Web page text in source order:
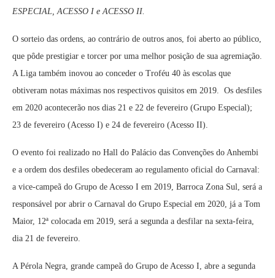
ESPECIAL, ACESSO I e ACESSO II.
O sorteio das ordens, ao contrário de outros anos, foi aberto ao público,
que pôde prestigiar e torcer por uma melhor posição de sua agremiação.
A Liga também inovou ao conceder o Troféu 40 às escolas que
obtiveram notas máximas nos respectivos quisitos em 2019. Os desfiles
em 2020 acontecerão nos dias 21 e 22 de fevereiro (Grupo Especial);
23 de fevereiro (Acesso I) e 24 de fevereiro (Acesso II).
O evento foi realizado no Hall do Palácio das Convenções do Anhembi
e a ordem dos desfiles obedeceram ao regulamento oficial do Carnaval:
a vice-campeã do Grupo de Acesso I em 2019, Barroca Zona Sul, será a
responsável por abrir o Carnaval do Grupo Especial em 2020, já a Tom
Maior, 12ª colocada em 2019, será a segunda a desfilar na sexta-feira,
dia 21 de fevereiro.
A Pérola Negra, grande campeã do Grupo de Acesso I, abre a segunda